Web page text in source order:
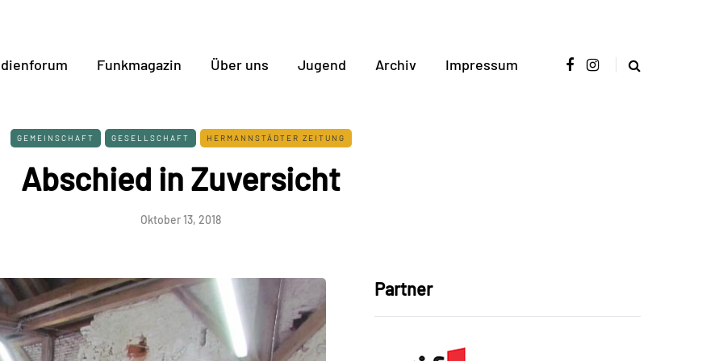
Funkmagazin Über uns Jugend Archiv Impressum
GEMEINSCHAFT GESELLSCHAFT HERMANNSTÄDTER ZEITUNG
Abschied in Zuversicht
Oktober 13, 2018
Partner